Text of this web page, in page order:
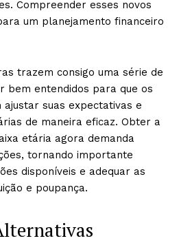
Compreender esses novos
um planejamento financeiro
trazem consigo uma série de
bem entendidos para que os
suas expectativas e
de maneira eficaz. Obter a
etária agora demanda
tornando importante
disponíveis e adequar as
e poupança.